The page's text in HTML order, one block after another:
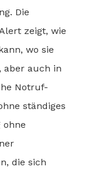
Die
zeigt, wie
wo sie
auch in
Notruf-
ständiges
die sich